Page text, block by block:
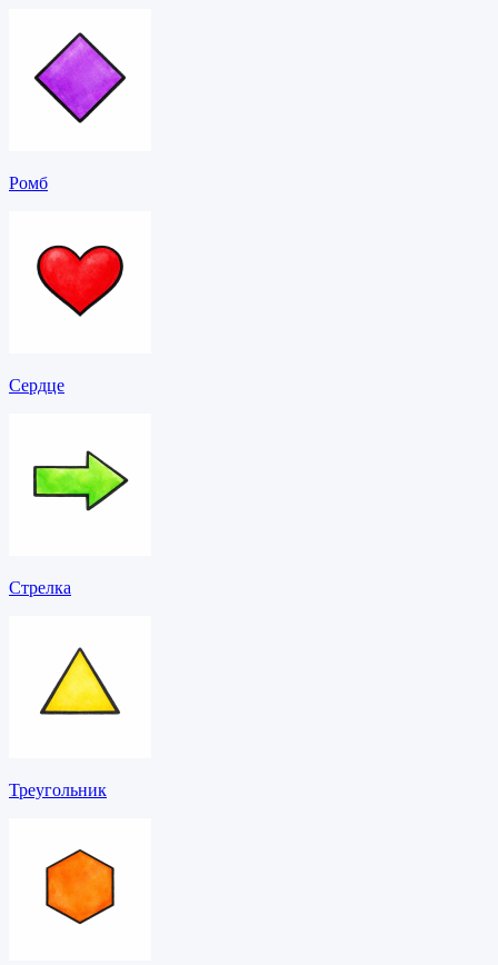
Ромб
Сердце
Стрелка
Треугольник